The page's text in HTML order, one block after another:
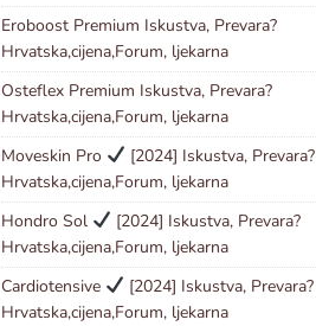
Eroboost Premium Iskustva, Prevara?
Hrvatska,cijena,Forum, ljekarna
Osteflex Premium Iskustva, Prevara?
Hrvatska,cijena,Forum, ljekarna
Moveskin Pro
[2024] Iskustva, Prevara?
Hrvatska,cijena,Forum, ljekarna
Hondro Sol
[2024] Iskustva, Prevara?
Hrvatska,cijena,Forum, ljekarna
Cardiotensive
[2024] Iskustva, Prevara?
Hrvatska,cijena,Forum, ljekarna